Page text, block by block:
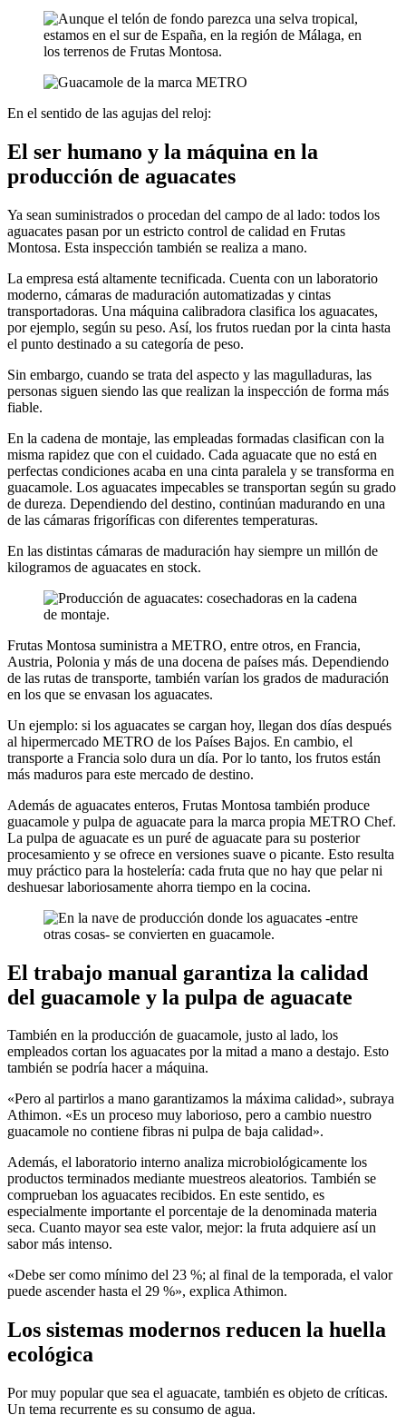
En el sentido de las agujas del reloj:
El ser humano y la máquina en la
producción de aguacates
Ya sean suministrados o procedan del campo de al lado: todos los
aguacates pasan por un estricto control de calidad en Frutas
Montosa. Esta inspección también se realiza a mano.
La empresa está altamente tecnificada. Cuenta con un laboratorio
moderno, cámaras de maduración automatizadas y cintas
transportadoras. Una máquina calibradora clasifica los aguacates,
por ejemplo, según su peso. Así, los frutos ruedan por la cinta hasta
el punto destinado a su categoría de peso.
Sin embargo, cuando se trata del aspecto y las magulladuras, las
personas siguen siendo las que realizan la inspección de forma más
fiable.
En la cadena de montaje, las empleadas formadas clasifican con la
misma rapidez que con el cuidado. Cada aguacate que no está en
perfectas condiciones acaba en una cinta paralela y se transforma en
guacamole. Los aguacates impecables se transportan según su grado
de dureza. Dependiendo del destino, continúan madurando en una
de las cámaras frigoríficas con diferentes temperaturas.
En las distintas cámaras de maduración hay siempre un millón de
kilogramos de aguacates en stock.
Frutas Montosa suministra a METRO, entre otros, en Francia,
Austria, Polonia y más de una docena de países más. Dependiendo
de las rutas de transporte, también varían los grados de maduración
en los que se envasan los aguacates.
Un ejemplo: si los aguacates se cargan hoy, llegan dos días después
al hipermercado METRO de los Países Bajos. En cambio, el
transporte a Francia solo dura un día. Por lo tanto, los frutos están
más maduros para este mercado de destino.
Además de aguacates enteros, Frutas Montosa también produce
guacamole y pulpa de aguacate para la marca propia METRO Chef.
La pulpa de aguacate es un puré de aguacate para su posterior
procesamiento y se ofrece en versiones suave o picante. Esto resulta
muy práctico para la hostelería: cada fruta que no hay que pelar ni
deshuesar laboriosamente ahorra tiempo en la cocina.
El trabajo manual garantiza la calidad
del guacamole y la pulpa de aguacate
También en la producción de guacamole, justo al lado, los
empleados cortan los aguacates por la mitad a mano a destajo. Esto
también se podría hacer a máquina.
«Pero al partirlos a mano garantizamos la máxima calidad», subraya
Athimon. «Es un proceso muy laborioso, pero a cambio nuestro
guacamole no contiene fibras ni pulpa de baja calidad».
Además, el laboratorio interno analiza microbiológicamente los
productos terminados mediante muestreos aleatorios. También se
comprueban los aguacates recibidos. En este sentido, es
especialmente importante el porcentaje de la denominada materia
seca. Cuanto mayor sea este valor, mejor: la fruta adquiere así un
sabor más intenso.
«Debe ser como mínimo del 23 %; al final de la temporada, el valor
puede ascender hasta el 29 %», explica Athimon.
Los sistemas modernos reducen la huella
ecológica
Por muy popular que sea el aguacate, también es objeto de críticas.
Un tema recurrente es su consumo de agua.